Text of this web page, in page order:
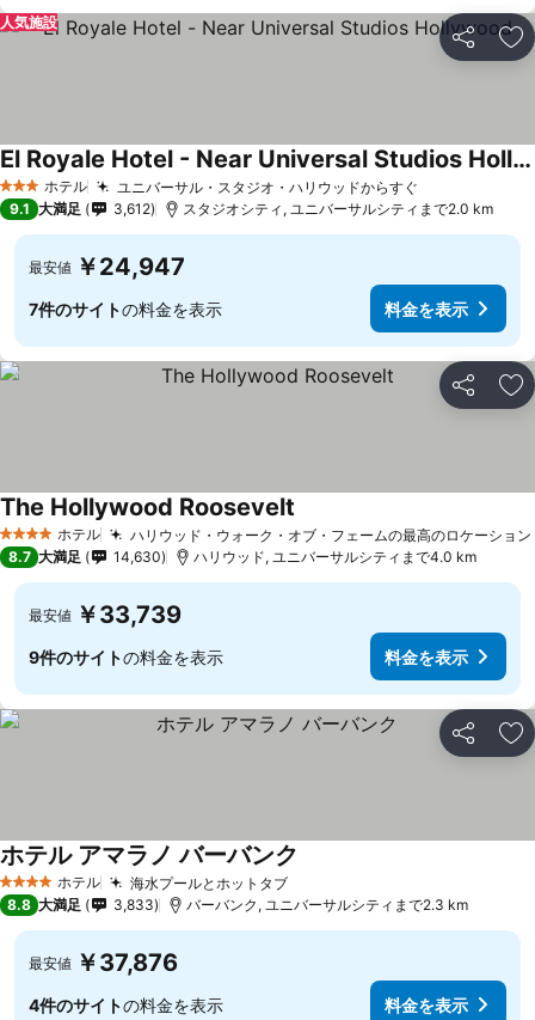
シェア お
人気施設
3 ホテルのランク
ホテル ユニバーサル・スタジオ・ハリウッドからすぐ
El Royale Hotel - Near Universal Studios Hollywood
9.1 大満足 3,612 スタジオシティ, ユニバーサルシティまで2.0 km
最安値 ￥24,947
7件のサイトの料金を表示 料金を表示
シェア お
4 ホテルのランク
ホテル ハリウッド・ウォーク・オブ・フェームの最高のロケーション
The Hollywood Roosevelt
8.7 大満足 14,630 ハリウッド, ユニバーサルシティまで4.0 km
最安値 ￥33,739
9件のサイトの料金を表示 料金を表示
シェア お
4 ホテルのランク
ホテル 海水プールとホットタブ
ホテル アマラノ バーバンク
8.8 大満足 3,833 バーバンク, ユニバーサルシティまで2.3 km
最安値 ￥37,876
4件のサイトの料金を表示 料金を表示